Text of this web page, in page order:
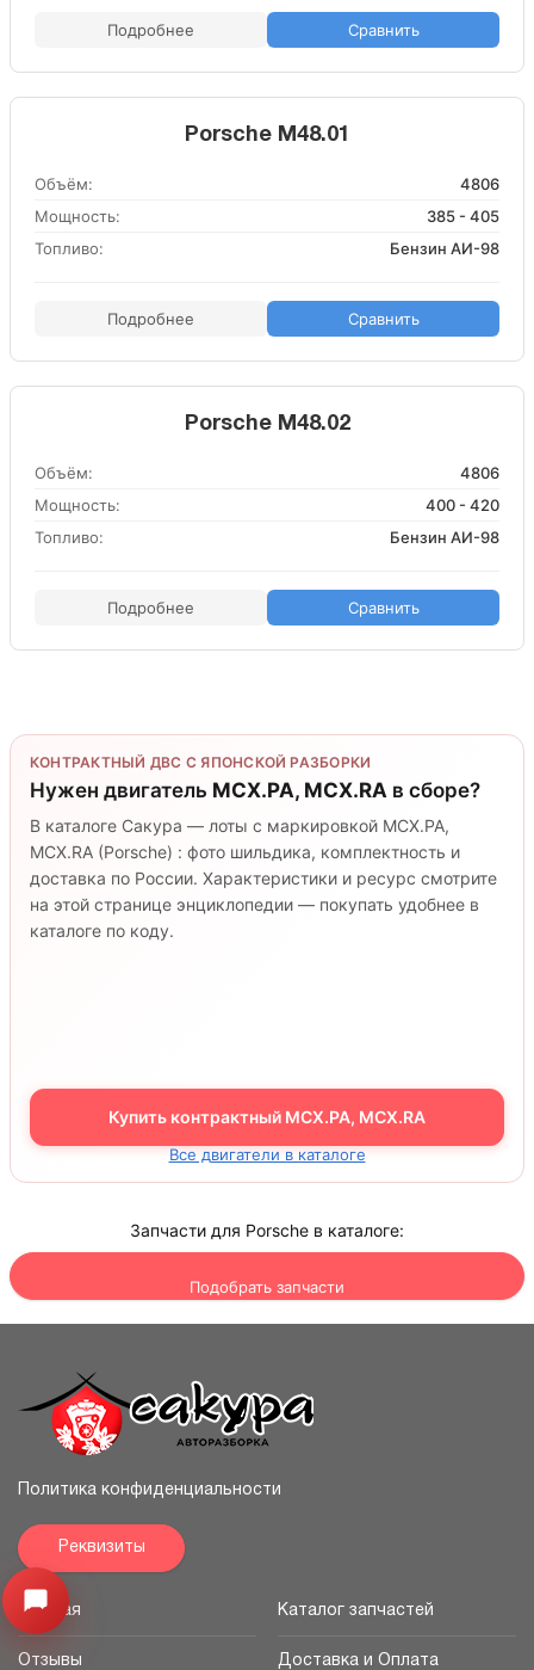
Подробнее Сравнить
Porsche M48.01
Объём:
4806
Мощность:
385 - 405
Топливо:
Бензин АИ-98
Подробнее Сравнить
Porsche M48.02
Объём:
4806
Мощность:
400 - 420
Топливо:
Бензин АИ-98
Подробнее Сравнить
КОНТРАКТНЫЙ ДВС С ЯПОНСКОЙ РАЗБОРКИ
Нужен двигатель MCX.PA, MCX.RA в сборе?
В каталоге Сакура — лоты с маркировкой MCX.PA,
MCX.RA (Porsche) : фото шильдика, комплектность и
доставка по России. Характеристики и ресурс смотрите
на этой странице энциклопедии — покупать удобнее в
каталоге по коду.
Купить контрактный MCX.PA, MCX.RA
Все двигатели в каталоге
Запчасти для Porsche в каталоге:
Подобрать запчасти
Открыть меню
Политика конфиденциальности
Реквизиты
Главная Каталог запчастей
Отзывы Доставка и Оплата